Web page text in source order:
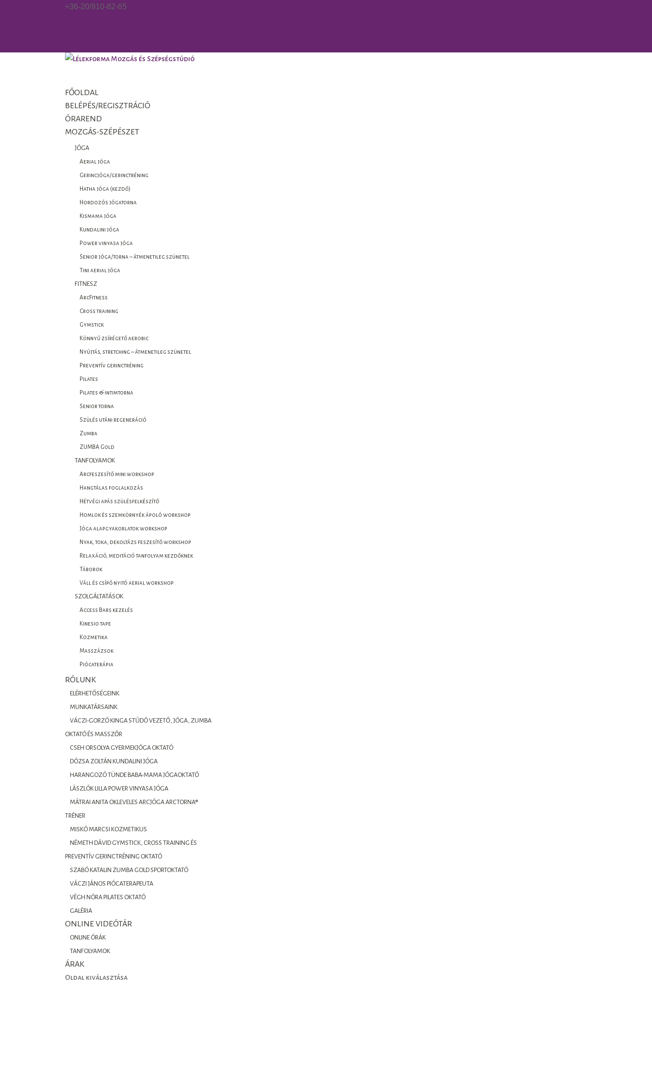
+36-20/910-82-65
FŐOLDAL
BELÉPÉS/REGISZTRÁCIÓ
ÓRAREND
MOZGÁS-SZÉPÉSZET
JÓGA
Aerial jóga
Gerincjóga/gerinctréning
Hatha jóga (kezdő)
Hordozós jógatorna
Kismama jóga
Kundalini jóga
Power vinyasa jóga
Senior jóga/torna – átmenetileg szünetel
Tini aerial jóga
FITNESZ
ArcFitness
Cross training
Gymstick
Könnyű zsírégető aerobic
Nyújtás, stretching – átmenetileg szünetel
Preventív gerinctréning
Pilates
Pilates & intimtorna
Senior torna
Szülés utáni regeneráció
Zumba
ZUMBA Gold
TANFOLYAMOK
Arcfeszesítő mini workshop
Hangtálas foglalkozás
Hétvégi apás szülésfelkészítő
Homlok és szemkörnyék ápoló workshop
Jóga alapgyakorlatok workshop
Nyak, toka, dekoltázs feszesítő workshop
Relaxáció, meditáció tanfolyam kezdőknek
Táborok
Váll és csípő nyitó aerial workshop
SZOLGÁLTATÁSOK
Access Bars kezelés
Kinesio tape
Kozmetika
Masszázsok
Piócaterápia
RÓLUNK
ELÉRHETŐSÉGEINK
MUNKATÁRSAINK
VÁCZI-GORZÓ KINGA STÚDÓ VEZETŐ, JÓGA, ZUMBA
OKTATÓ ÉS MASSZŐR
CSEH ORSOLYA GYERMEKJÓGA OKTATÓ
DÓZSA ZOLTÁN KUNDALINI JÓGA
HARANGOZÓ TÜNDE BABA-MAMA JÓGAOKTATÓ
LÁSZLÓK LILLA POWER VINYASA JÓGA
MÁTRAI ANITA OKLEVELES ARCJÓGA ARCTORNA®
TRÉNER
MISKÓ MARCSI KOZMETIKUS
NÉMETH DÁVID GYMSTICK, CROSS TRAINING ÉS
PREVENTÍV GERINCTRÉNING OKTATÓ
SZABÓ KATALIN ZUMBA GOLD SPORTOKTATÓ
VÁCZI JÁNOS PIÓCATERAPEUTA
VÉGH NÓRA PILATES OKTATÓ
GALÉRIA
ONLINE VIDEÓTÁR
ONLINE ÓRÁK
TANFOLYAMOK
ÁRAK
Oldal kiválasztása